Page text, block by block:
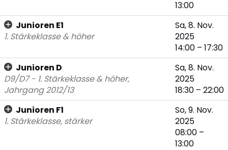
13:00
Junioren E1
1. Stärkeklasse & höher
Sa, 8. Nov.
2025
14:00 – 17:30
Junioren D
D9/D7 - 1. Stärkeklasse & höher,
Jahrgang 2012/13
Sa, 8. Nov.
2025
18:30 – 22:00
Junioren F1
1. Stärkeklasse, stärker
So, 9. Nov.
2025
08:00 –
13:00